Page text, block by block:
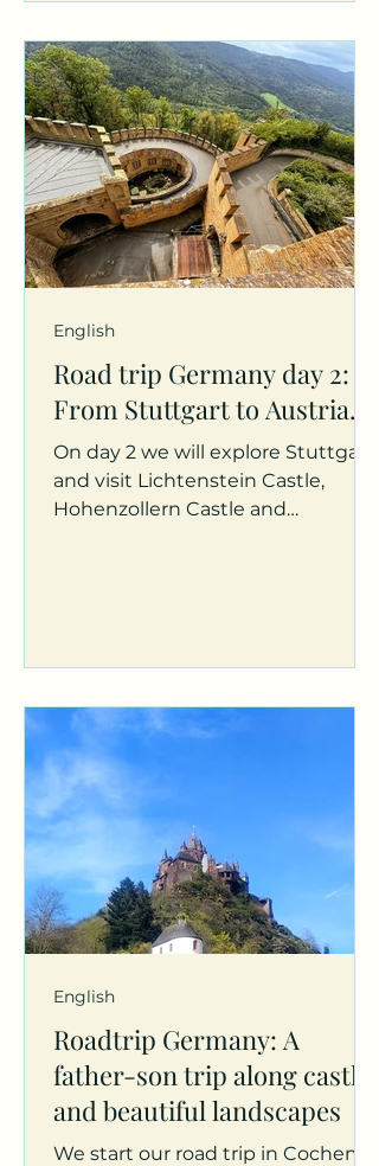
Road trip Germany day 2:
From Stuttgart to Austria.
On day 2 we will explore Stuttgart
and visit Lichtenstein Castle,
Hohenzollern Castle and
English
Roadtrip Germany: A
father-son trip along castles
and beautiful landscapes
We start our road trip in Cochem,
English